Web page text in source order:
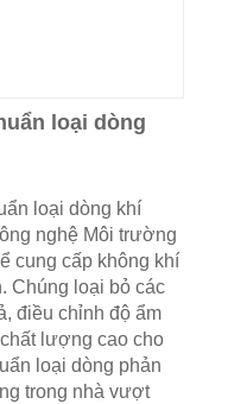
loại dòng
loại dòng khí
nghệ Môi trường
cung cấp không khí
Chúng loại bỏ các
điều chỉnh độ ẩm
lượng cao cho
loại dòng phản
trong nhà vượt